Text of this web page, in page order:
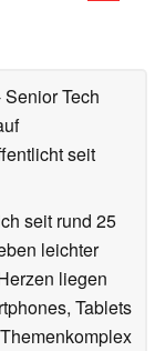
Senior Tech
seit
seit rund 25
leichter
liegen
Tablets